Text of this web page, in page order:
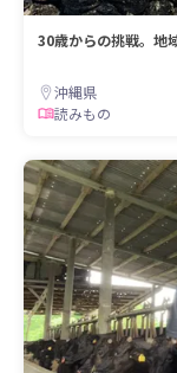
30歳からの挑戦。地
沖縄県
読みもの